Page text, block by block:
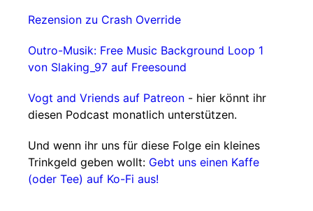
Rezension zu Crash Override
Outro-Musik: Free Music Background Loop 1
von Slaking_97 auf Freesound
Vogt and Vriends auf Patreon - hier könnt ihr
diesen Podcast monatlich unterstützen.
Und wenn ihr uns für diese Folge ein kleines
Trinkgeld geben wollt: Gebt uns einen Kaffe
(oder Tee) auf Ko-Fi aus!